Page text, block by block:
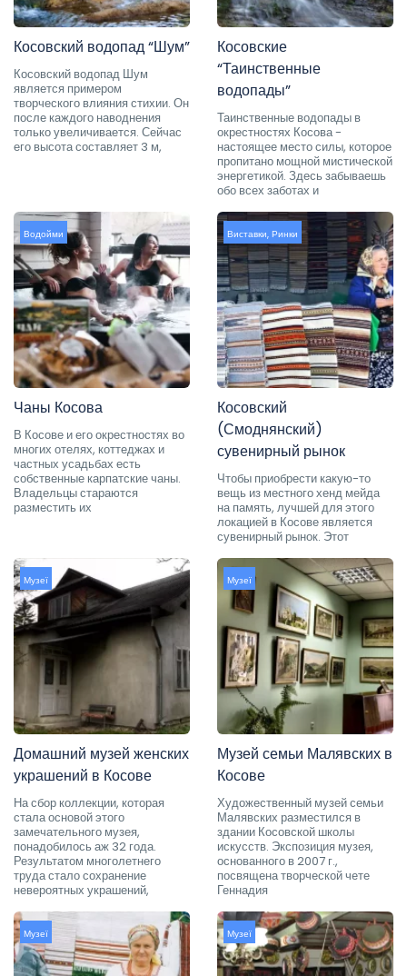
Косовский водопад “Шум”
Косовский водопад Шум
является примером
творческого влияния стихии. Он
после каждого наводнения
только увеличивается. Сейчас
его высота составляет 3 м,
Косовские
“Таинственные
водопады”
Таинственные водопады в
окрестностях Косова -
настоящее место силы, которое
пропитано мощной мистической
энергетикой. Здесь забываешь
обо всех заботах и
Водойми
Чаны Косова
В Косове и его окрестностях во
многих отелях, коттеджах и
частных усадьбах есть
собственные карпатские чаны.
Владельцы стараются
разместить их
Виставки, Ринки
Косовский
(Смоднянский)
сувенирный рынок
Чтобы приобрести какую-то
вещь из местного хенд мейда
на память, лучшей для этого
локацией в Косове является
сувенирный рынок. Этот
Музеї
Домашний музей женских
украшений в Косове
На сбор коллекции, которая
стала основой этого
замечательного музея,
понадобилось аж 32 года.
Результатом многолетнего
труда стало сохранение
невероятных украшений,
Музеї
Музей семьи Малявских в
Косове
Художественный музей семьи
Малявских разместился в
здании Косовской школы
искусств. Экспозиция музея,
основанного в 2007 г.,
посвящена творческой чете
Геннадия
Музеї Музеї